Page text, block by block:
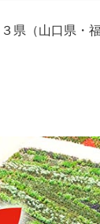
県（山口県・